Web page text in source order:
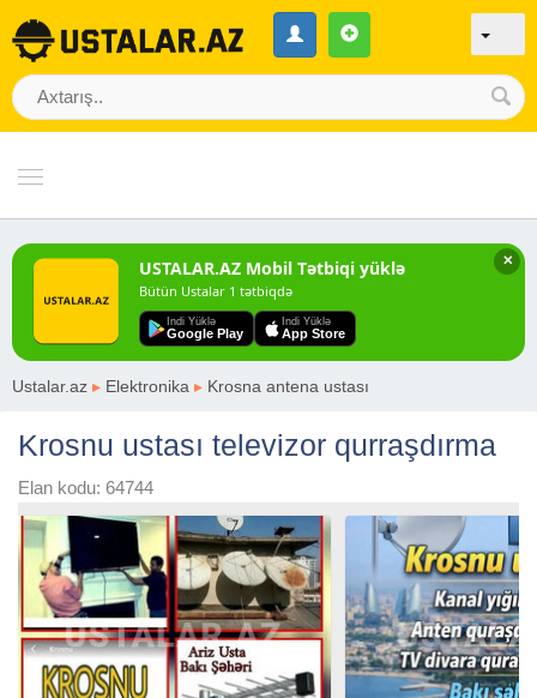
✕
USTALAR.AZ Mobil Tətbiqi yüklə
Bütün Ustalar 1 tətbiqdə
Indi Yüklə
Google Play
Indi Yüklə
App Store
Ustalar.az ▸ Elektronika ▸ Krosna antena ustası
Krosnu ustası televizor qurraşdırma
Elan kodu: 64744